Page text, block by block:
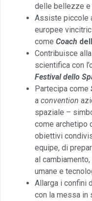
delle bellezze e
Assiste piccole
europee
come Coach
Contribuisce
scientifica con
Festival dello
Partecipa come
a convention
spaziale –
come archetipo
obiettivi
equipe, di
al
umane e
Allarga i confini
con la messa in